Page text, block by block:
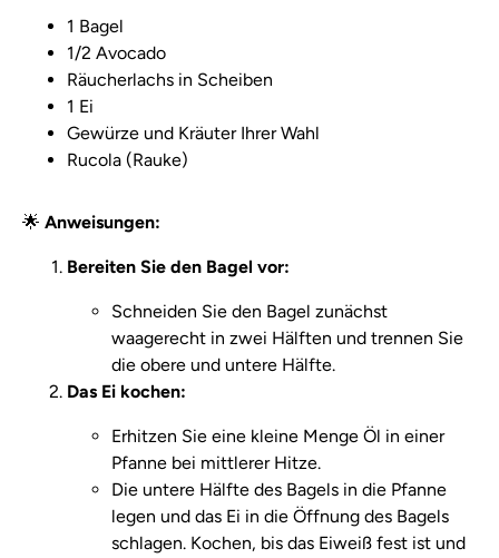
1 Bagel
1/2 Avocado
Räucherlachs in Scheiben
1 Ei
Gewürze und Kräuter Ihrer Wahl
Rucola (Rauke)
🌟 Anweisungen:
Bereiten Sie den Bagel vor:
Schneiden Sie den Bagel zunächst
waagerecht in zwei Hälften und trennen Sie
die obere und untere Hälfte.
Das Ei kochen:
Erhitzen Sie eine kleine Menge Öl in einer
Pfanne bei mittlerer Hitze.
Die untere Hälfte des Bagels in die Pfanne
legen und das Ei in die Öffnung des Bagels
schlagen. Kochen, bis das Eiweiß fest ist und